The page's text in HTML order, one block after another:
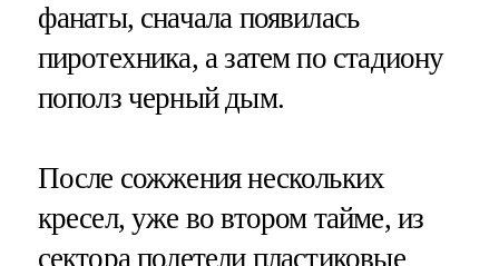
фанаты, сначала появилась
пиротехника, а затем по стадиону
пополз черный дым.
После сожжения нескольких
кресел, уже во втором тайме, из
сектора полетели пластиковые